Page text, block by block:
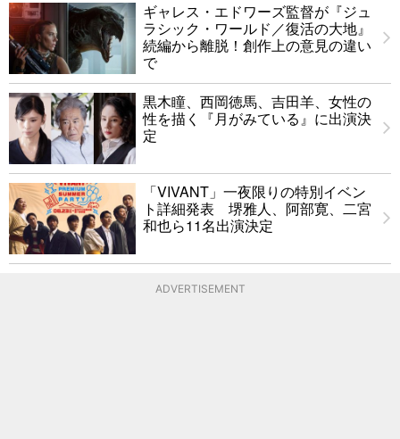
ギャレス・エドワーズ監督が『ジュ
ラシック・ワールド／復活の大地』
続編から離脱！創作上の意見の違い
で
黒木瞳、西岡徳馬、吉田羊、女性の
性を描く『月がみている』に出演決
定
「VIVANT」一夜限りの特別イベン
ト詳細発表 堺雅人、阿部寛、二宮
和也ら11名出演決定
ADVERTISEMENT